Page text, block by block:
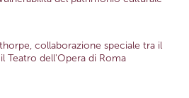
collaborazione speciale tra il
Teatro dell'Opera di Roma